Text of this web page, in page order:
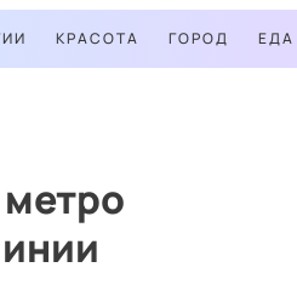
КРАСОТА ГОРОД ЕДА